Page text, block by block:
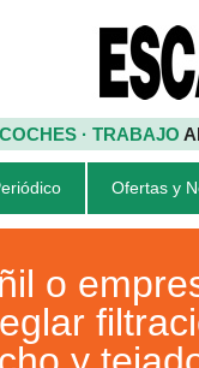
· TRABAJO
Ofertas y
o